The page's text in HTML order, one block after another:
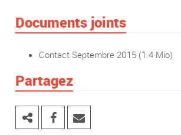
Documents joints
Contact Septembre 2015 (1.4 Mio)
Partagez